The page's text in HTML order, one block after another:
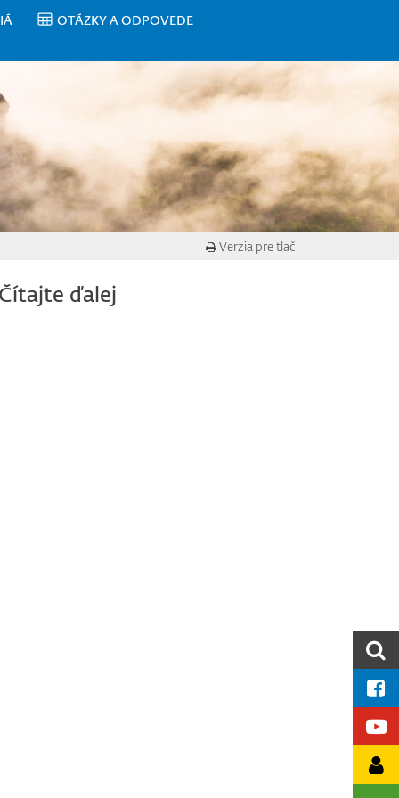
OTÁZKY A ODPOVEDE
Verzia pre tlač
ďalej